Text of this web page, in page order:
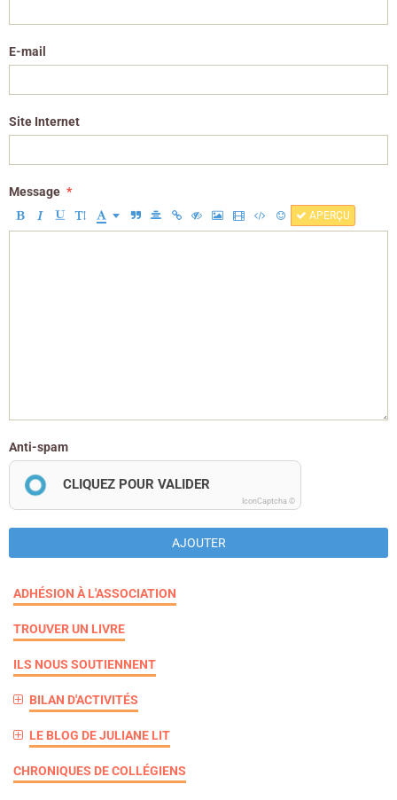
E-mail
Site Internet
Message
APERÇU
Anti-spam
CLIQUEZ POUR VALIDER
IconCaptcha ©
AJOUTER
ADHÉSION À L'ASSOCIATION
TROUVER UN LIVRE
ILS NOUS SOUTIENNENT
BILAN D'ACTIVITÉS
LE BLOG DE JULIANE LIT
CHRONIQUES DE COLLÉGIENS